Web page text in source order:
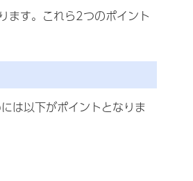
ます。これら2つのポイント
は以下がポイントとなりま